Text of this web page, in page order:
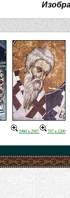
1960 x 2987 787 x 1200